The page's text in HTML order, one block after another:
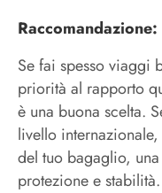
Raccomandazione:
Se fai spesso viaggi
priorità al rapporto
è una buona scelta.
livello
del tuo bagaglio,
protezione e stabilità.